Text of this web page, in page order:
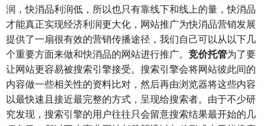
润，快消品利润低，所以也只有靠线下和线上的量，快消品
才能真正实现经济利润更大化，网站推广为快消品营销发展
提供了一扇很有效的营销传播途径，我们自己可以从以下几
个重要方面来做和快消品的网站进行推广。 竞价托管为了要
让网站更容易被搜索引擎接受。搜索引擎会将网站彼此间的
内容做一些相关性的资料比对，然后再由浏览器将这些内容
以最快速且接近最完整的方式，呈现给搜索者。由于不少研
究发现，搜索引擎的用户往往只会留意搜索结果最开始的几